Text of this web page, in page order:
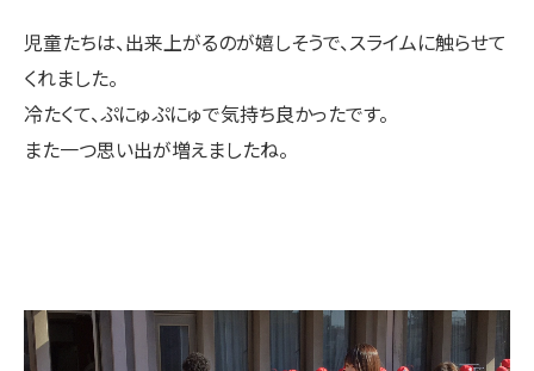
児童たちは、出来上がるのが嬉しそうで、スライムに触らせて
くれました。
冷たくて、ぷにゅぷにゅで気持ち良かったです。
また一つ思い出が増えましたね。